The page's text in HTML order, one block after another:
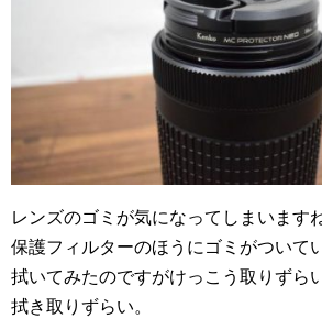
レンズのゴミが気になってしまいますね
保護フィルターのほうにゴミがついて
拭いてみたのですがけっこう取りずらい
拭き取りずらい。